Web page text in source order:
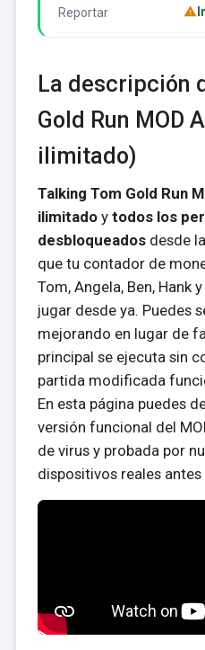
Reportar
La descripción
Gold Run MOD
ilimitado)
Talking Tom Gold Run
ilimitadoy todos los
desbloqueadosdesde
que tu contador de
Tom, Angela, Ben, Hank
jugar desde ya. Puedes
mejorando en lugar de
principal se ejecuta sin
partida modificada
En esta página puedes
versión funcional del
de virus y probada por
dispositivos reales antes